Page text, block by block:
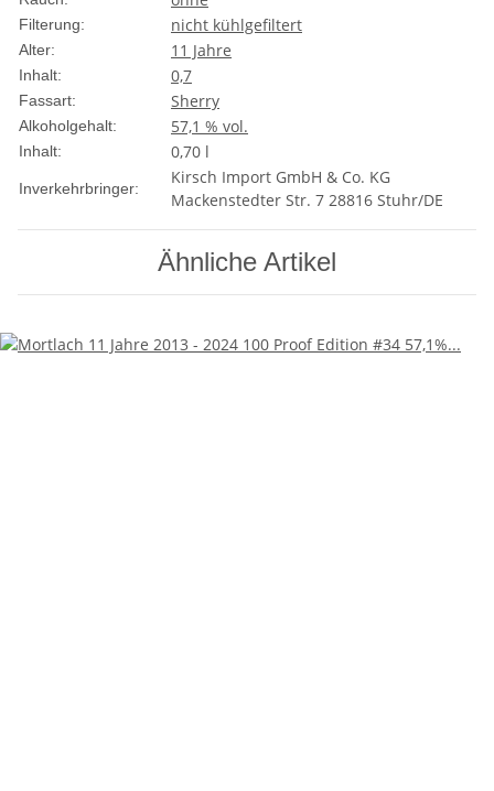
Filterung: nicht kühlgefiltert
Alter: 11 Jahre
Inhalt: 0,7
Fassart: Sherry
Alkoholgehalt: 57,1 % vol.
Inhalt: 0,70 l
Inverkehrbringer:
Kirsch Import GmbH & Co. KG
Mackenstedter Str. 7 28816 Stuhr/DE
Ähnliche Artikel